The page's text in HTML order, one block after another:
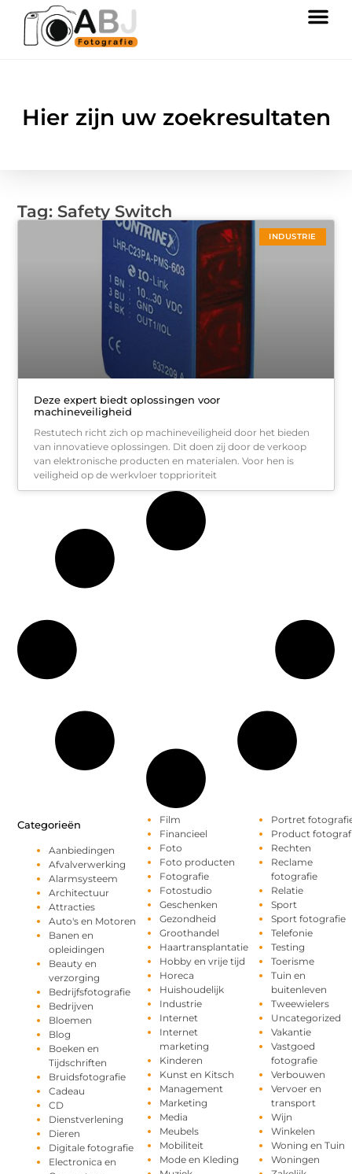
Hier zijn uw zoekresultaten
Tag: Safety Switch
INDUSTRIE
Deze expert biedt oplossingen voor
machineveiligheid
Restutech richt zich op machineveiligheid door het bieden
van innovatieve oplossingen. Dit doen zij door de verkoop
van elektronische producten en materialen. Voor hen is
veiligheid op de werkvloer topprioriteit
Categorieën
Aanbiedingen
Afvalverwerking
Alarmsysteem
Architectuur
Attracties
Auto's en Motoren
Banen en
opleidingen
Beauty en
verzorging
Bedrijfsfotografie
Bedrijven
Bloemen
Blog
Boeken en
Tijdschriften
Bruidsfotografie
Cadeau
CD
Dienstverlening
Dieren
Digitale fotografie
Electronica en
Film
Financieel
Foto
Foto producten
Fotografie
Fotostudio
Geschenken
Gezondheid
Groothandel
Haartransplantatie
Hobby en vrije tijd
Horeca
Huishoudelijk
Industrie
Internet
Internet
marketing
Kinderen
Kunst en Kitsch
Management
Marketing
Media
Meubels
Mobiliteit
Mode en Kleding
Portret
Product
Rechten
Reclame
fotografie
Relatie
Sport
Sport fotografie
Telefonie
Testing
Toerisme
Tuin en
buitenleven
Tweewielers
Uncategorized
Vakantie
Vastgoed
fotografie
Verbouwen
Vervoer en
transport
Wijn
Winkelen
Woning en Tuin
Woningen